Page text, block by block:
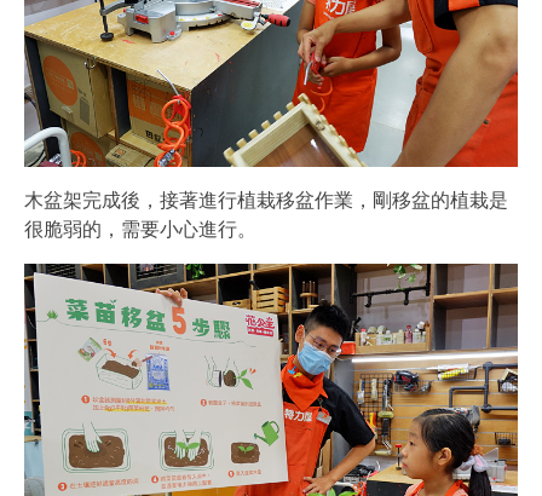
木盆架完成後，接著進行植栽移盆作業，剛移盆的植栽是
很脆弱的，需要小心進行。